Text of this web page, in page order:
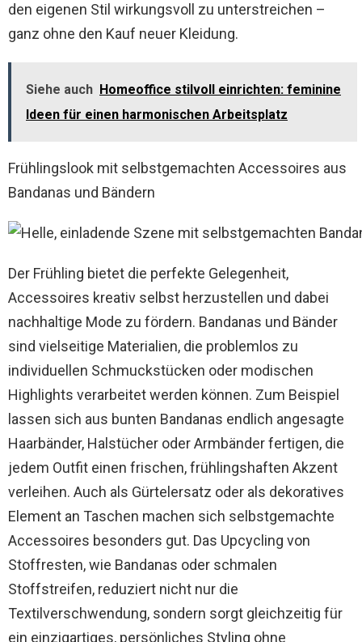
den eigenen Stil wirkungsvoll zu unterstreichen –
ganz ohne den Kauf neuer Kleidung.
Siehe auch Homeoffice stilvoll einrichten: feminine
Ideen für einen harmonischen Arbeitsplatz
Frühlingslook mit selbstgemachten Accessoires aus
Bandanas und Bändern
Der Frühling bietet die perfekte Gelegenheit,
Accessoires kreativ selbst herzustellen und dabei
nachhaltige Mode zu fördern. Bandanas und Bänder
sind vielseitige Materialien, die problemlos zu
individuellen Schmuckstücken oder modischen
Highlights verarbeitet werden können. Zum Beispiel
lassen sich aus bunten Bandanas endlich angesagte
Haarbänder, Halstücher oder Armbänder fertigen, die
jedem Outfit einen frischen, frühlingshaften Akzent
verleihen. Auch als Gürtelersatz oder als dekoratives
Element an Taschen machen sich selbstgemachte
Accessoires besonders gut. Das Upcycling von
Stoffresten, wie Bandanas oder schmalen
Stoffstreifen, reduziert nicht nur die
Textilverschwendung, sondern sorgt gleichzeitig für
ein einzigartiges, persönliches Styling ohne